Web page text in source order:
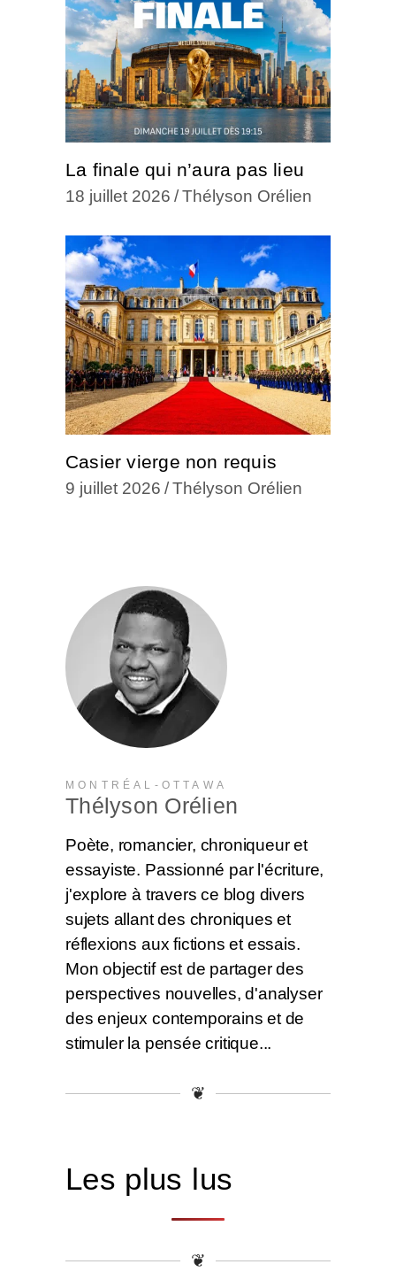
La finale qui n’aura pas lieu
18 juillet 2026 Thélyson Orélien
Casier vierge non requis
9 juillet 2026 Thélyson Orélien
MONTRÉAL-OTTAWA
Thélyson Orélien
Poète, romancier, chroniqueur et
essayiste. Passionné par l'écriture,
j'explore à travers ce blog divers
sujets allant des chroniques et
réflexions aux fictions et essais.
Mon objectif est de partager des
perspectives nouvelles, d'analyser
des enjeux contemporains et de
stimuler la pensée critique...
❦
Les plus lus
❦